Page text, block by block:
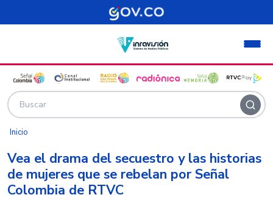
Pasar al contenido principal
Inicio
Vea el drama del secuestro y las historias
de mujeres que se rebelan por Señal
Colombia de RTVC